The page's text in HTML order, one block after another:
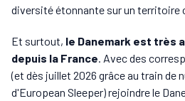
diversité étonnante sur un territoire
Et surtout, le Danemark est très
depuis la France . Avec des
(et dès juillet 2026 grâce au train de
d'European Sleeper) rejoindre le